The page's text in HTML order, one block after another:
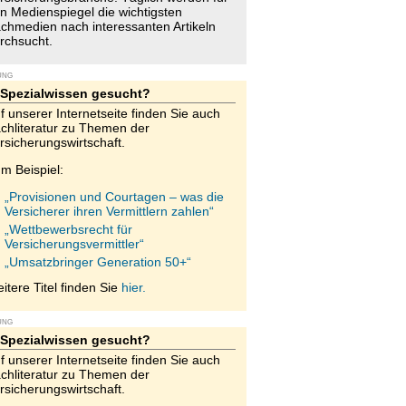
Medienspiegel die wichtigsten
nach interessanten Artikeln
Spezialwissen gesucht?
unserer Internetseite finden Sie auch
zu Themen der
Beispiel:
„Provisionen und Courtagen – was die
Versicherer ihren Vermittlern zahlen“
„Wettbewerbsrecht für
Versicherungsvermittler“
„Umsatzbringer Generation 50+“
Titel finden Sie hier.
Spezialwissen gesucht?
unserer Internetseite finden Sie auch
zu Themen der